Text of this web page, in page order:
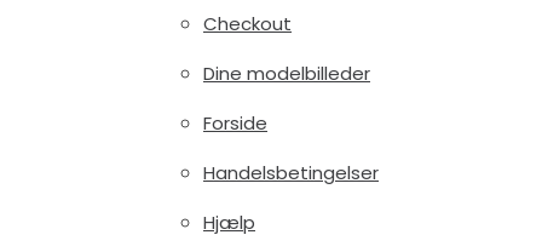
Checkout
Dine modelbilleder
Forside
Handelsbetingelser
Hjælp